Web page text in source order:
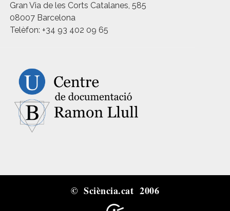
Gran Via de les Corts Catalanes, 585
08007 Barcelona
Telèfon: +34 93 402 09 65
© Sciència.cat 2006